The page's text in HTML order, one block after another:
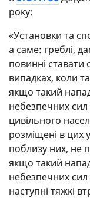
року:
«Установки та
а саме: греблі,
повинні ставати
випадках, коли
якщо такий
небезпечних сил
цивільного
розміщені в цих
поблизу них, не
якщо такий
небезпечних сил
наступні тяжкі